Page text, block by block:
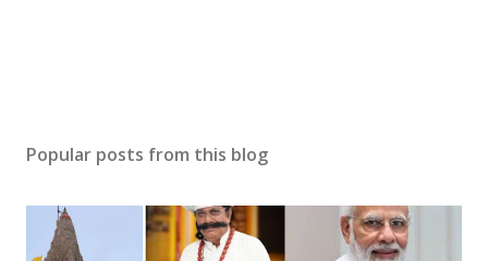
Popular posts from this blog